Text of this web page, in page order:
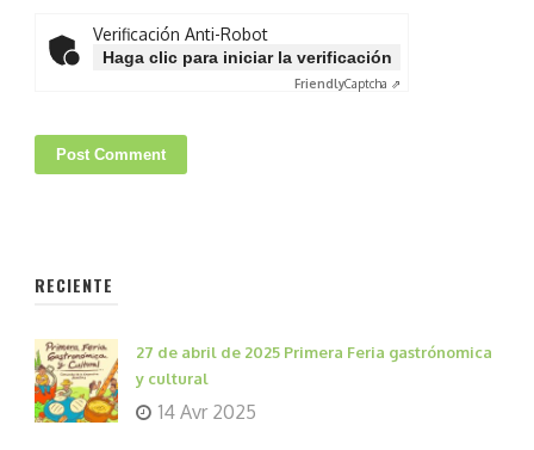
Verificación Anti-Robot
Haga clic para iniciar la verificación
FriendlyCaptcha ⇗
RECIENTE
27 de abril de 2025 Primera Feria gastrónomica
y cultural
14 Avr 2025